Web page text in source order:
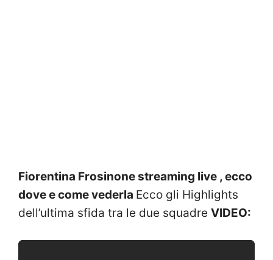
Fiorentina Frosinone streaming live , ecco
dove e come vederla Ecco gli Highlights
dell’ultima sfida tra le due squadre VIDEO: